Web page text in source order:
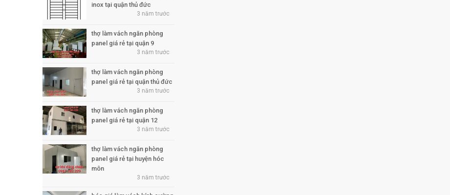
inox tại quận thủ đức
3 năm trước
thợ làm vách ngăn phòng
panel giá rẻ tại quận 9
3 năm trước
thợ làm vách ngăn phòng
panel giá rẻ tại quận thủ đức
3 năm trước
thợ làm vách ngăn phòng
panel giá rẻ tại quận 12
3 năm trước
thợ làm vách ngăn phòng
panel giá rẻ tại huyện hóc
môn
3 năm trước